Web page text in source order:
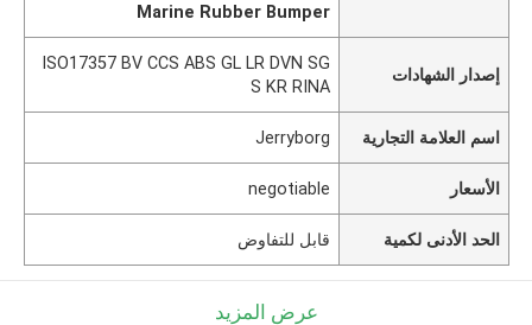
Marine Rubber Bumper
إصدار الشهادات
ISO17357 BV CCS ABS GL LR DVN SG
S KR RINA
اسم العلامة التجارية Jerryborg
الأسعار negotiable
الحد الأدنى لكمية قابل للتفاوض
عرض المزيد